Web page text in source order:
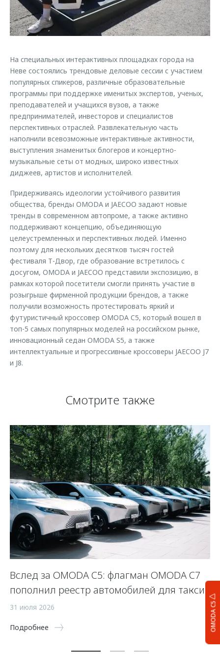
Страхование
Кредитный калькулятор
Одежда и сувениры
Оригинальные аксессуары
Запчасти
Трейд-ин
Калькулятор трейд-ин
Руководства по эксплуатации
Клиентская поддержка
Клуб владельцев OMODA
Приложение O&J
Аксессуары
Одежда и сувениры
Оригинальные аксессуары
Запчасти
Обратная связь
OMODA C5
На специальных интерактивных площадках города на
Неве состоялись трендовые деловые сессии с участием
популярных спикеров, различные образовательные
программы при поддержке именитых экспертов, ученых,
преподавателей и учащихся вузов, а также
предпринимателей, инвесторов и специалистов
перспективных отраслей. Развлекательную часть
наполнили всевозможные интерактивные активности,
выступления знаменитых блогеров и концертно-
музыкальные сеты от модных, широко известных
диджеев, артистов и исполнителей.
Придерживаясь идеологии устойчивого развития
общества, бренды OMODA и JAECOO задают новые
тренды в современном автопроме, а также активно
поддерживают концепцию, объединяющую
целеустремленных и перспективных людей. Именно
поэтому для нескольких десятков тысяч гостей
фестиваля Т-Двор, где образование встретилось с
досугом, OMODA и JAECOO представили экспозицию, в
рамках которой посетители смогли принять участие в
розыгрыше фирменной продукции брендов, а также
получили возможность протестировать яркий и
футуристичный кроссовер OMODA C5, который вошел в
топ-5 самых популярных моделей на российском рынке,
инновационный седан OMODA S5, а также
интеллектуальные и прогрессивные кроссоверы JAECOO J7
и J8.
Смотрите также
Вслед за OMODA C5: флагман OMODA C7
пополнил реестр автомобилей для такси
31 июля 2026
Подробнее
8